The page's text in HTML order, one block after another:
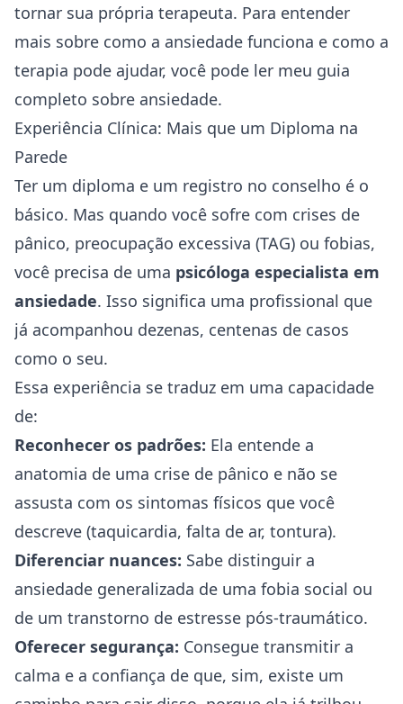
tornar sua própria terapeuta. Para entender
mais sobre como a ansiedade funciona e como a
terapia pode ajudar, você pode ler meu guia
completo sobre ansiedade.
Experiência Clínica: Mais que um Diploma na
Parede
Ter um diploma e um registro no conselho é o
básico. Mas quando você sofre com crises de
pânico, preocupação excessiva (TAG) ou fobias,
você precisa de uma psicóloga especialista em
ansiedade. Isso significa uma profissional que
já acompanhou dezenas, centenas de casos
como o seu.
Essa experiência se traduz em uma capacidade
de:
Reconhecer os padrões: Ela entende a
anatomia de uma crise de pânico e não se
assusta com os sintomas físicos que você
descreve (taquicardia, falta de ar, tontura).
Diferenciar nuances: Sabe distinguir a
ansiedade generalizada de uma fobia social ou
de um transtorno de estresse pós-traumático.
Oferecer segurança: Consegue transmitir a
calma e a confiança de que, sim, existe um